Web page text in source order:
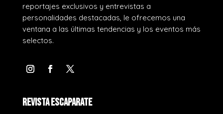
reportajes exclusivos y entrevistas a
personalidades destacadas, le ofrecemos una
ventana a las últimas tendencias y los eventos más
selectos.
REVISTA ESCAPARATE